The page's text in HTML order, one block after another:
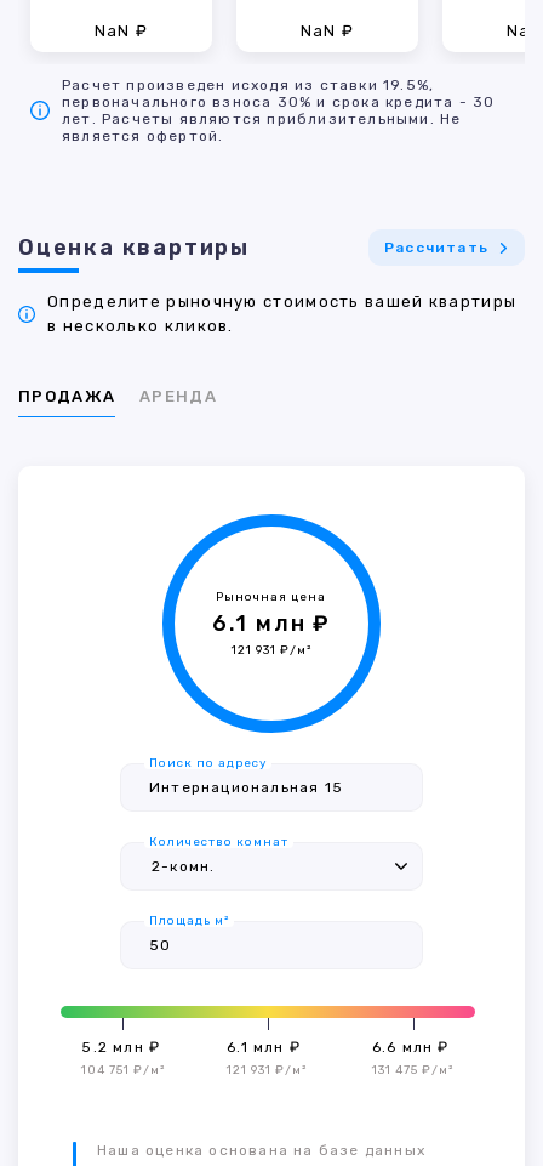
NaN ₽ NaN ₽
Расчет произведен исходя из ставки 19.5%,
первоначального взноса 30% и срока кредита - 30
лет. Расчеты являются приблизительными. Не
является офертой.
Оценка квартиры Рассчитать
Определите рыночную стоимость вашей квартиры
в несколько кликов.
ПРОДАЖА АРЕНДА
Рыночная цена
6.1 млн ₽
121 931 ₽/м²
Поиск по адресу
Количество комнат
Площадь м²
5.2 млн ₽
104 751 ₽/м²
6.1 млн ₽
121 931 ₽/м²
6.6 млн ₽
131 475 ₽/м²
Наша оценка основана на базе данных